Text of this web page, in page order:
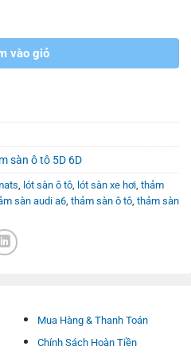
vào giỏ
sàn ô tô 5D 6D
, lót sàn ô tô, lót sàn xe hơi, thảm
sàn audi a6, thảm sàn ô tô, thảm sàn
Mua Hàng & Thanh Toán
Chính Sách Hoàn Tiền